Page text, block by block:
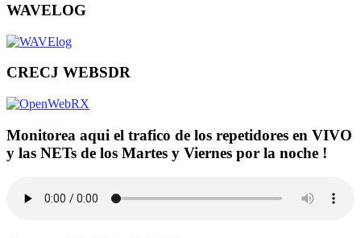
WAVELOG
CRECJ WEBSDR
Monitorea aqui el trafico de los repetidores en VIVO
y las NETs de los Martes y Viernes por la noche !